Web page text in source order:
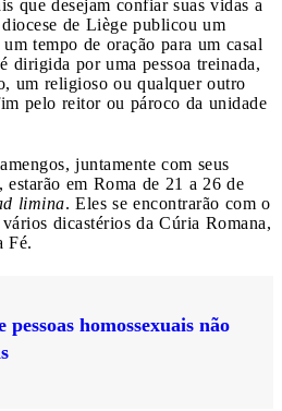
que desejam confiar suas vidas a
de Liège publicou um
tempo de oração para um casal
dirigida por uma pessoa treinada,
um religioso ou qualquer outro
pelo reitor ou pároco da unidade
juntamente com seus
estarão em Roma de 21 a 26 de
limina. Eles se encontrarão com o
dicastérios da Cúria Romana,
Fé.
pessoas homossexuais não